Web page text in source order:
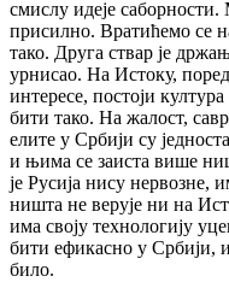
смислу идеје
присилно. Вратићемо се
тако. Друга ствар је
урнисао. На Истоку,
интересе, постоји
бити тако. На жалост,
елите у Србији су
и њима се заиста више
је Русија нису нервозне,
ништа не верује ни на
има своју технологију
бити ефикасно у Србији,
било.